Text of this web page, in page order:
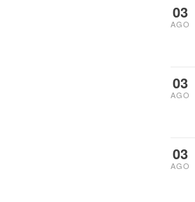
03
AGO
03
AGO
03
AGO